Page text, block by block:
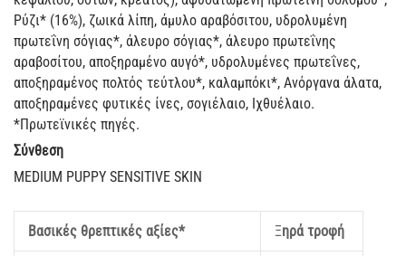
Ρύζι* (16%), ζωικά λίπη, άμυλο αραβόσιτου, υδρολυμένη
πρωτεΐνη σόγιας*, άλευρο σόγιας*, άλευρο πρωτεΐνης
αραβοσίτου, αποξηραμένο αυγό*, υδρολυμένες πρωτεΐνες,
αποξηραμένος πολτός τεύτλου*, καλαμπόκι*, Ανόργανα άλατα,
αποξηραμένες φυτικές ίνες, σογιέλαιο, Ιχθυέλαιο.
*Πρωτεϊνικές πηγές.
Σύνθεση
​MEDIUM PUPPY SENSITIVE SKIN
Βασικές θρεπτικές αξίες* Ξηρά τροφή